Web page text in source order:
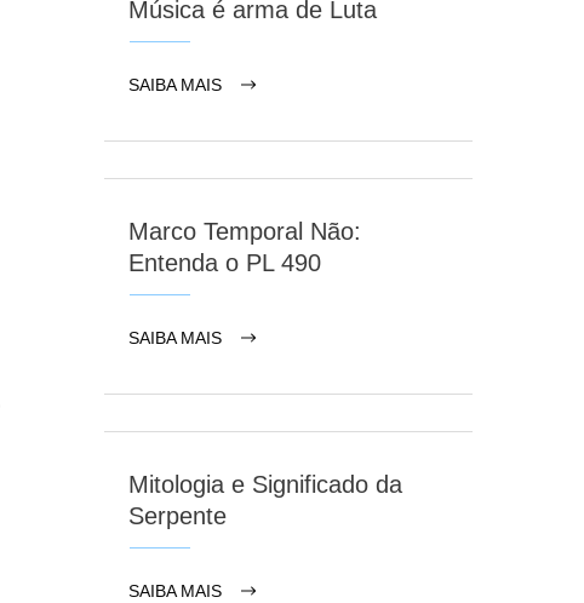
Música é arma de Luta
SAIBA MAIS
Marco Temporal Não:
Entenda o PL 490
SAIBA MAIS
Mitologia e Significado da
Serpente
SAIBA MAIS